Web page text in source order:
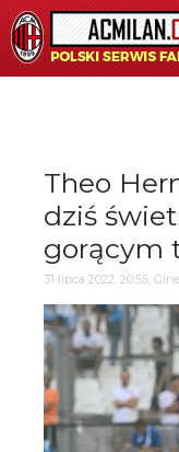
Theo
dziś
gorącym
31 lipca 2022, 20:55,